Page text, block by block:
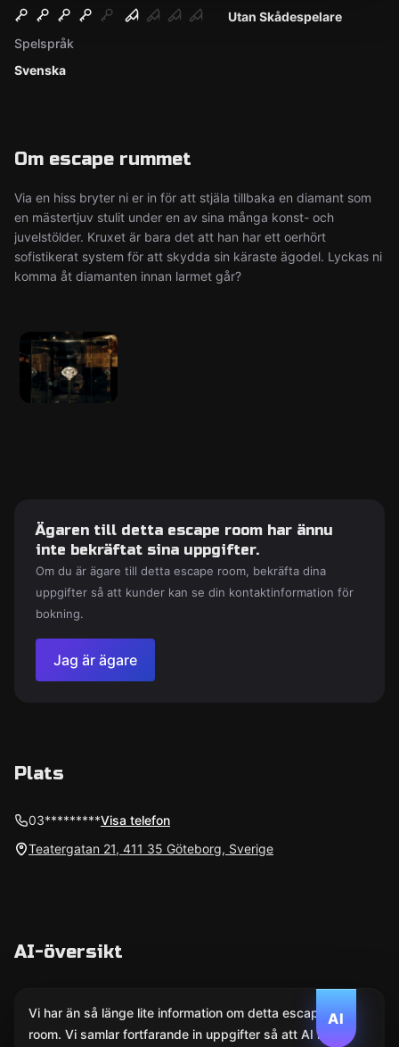
Utan Skådespelare
Svenska
Spelspråk
Om escape rummet
Via en hiss bryter ni er in för att stjäla tillbaka en diamant som
en mästertjuv stulit under en av sina många konst- och
juvelstölder. Kruxet är bara det att han har ett oerhört
sofistikerat system för att skydda sin käraste ägodel. Lyckas ni
komma åt diamanten innan larmet går?
Ägaren till detta escape room har ännu
inte bekräftat sina uppgifter.
Om du är ägare till detta escape room, bekräfta dina
uppgifter så att kunder kan se din kontaktinformation för
bokning.
Jag är ägare
Plats
03*********Visa telefon
Teatergatan 21, 411 35 Göteborg, Sverige
AI-översikt
AI
Vi har än så länge lite information om detta escape
room. Vi samlar fortfarande in uppgifter så att AI kan